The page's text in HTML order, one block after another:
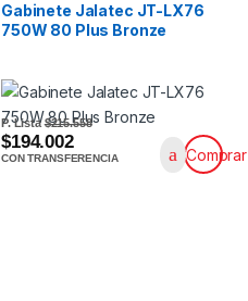
Gabinete Jalatec JT-LX76
750W 80 Plus Bronze
P. Lista$215.558
$194.002
CON TRANSFERENCIA Comprar